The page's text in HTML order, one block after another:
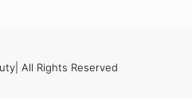
All Rights Reserved